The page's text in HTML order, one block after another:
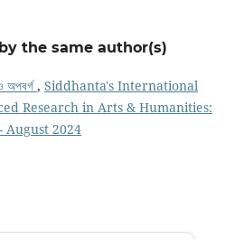
the same author(s)
অপবর্গ, Siddhanta's International
Research in Arts & Humanities:
August 2024